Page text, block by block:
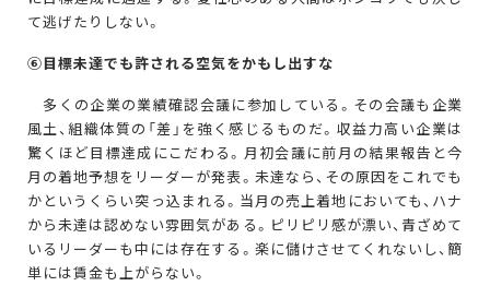
て逃げたりしない。
⑥目標未達でも許される空気をかもし出すな
多くの企業の業績確認会議に参加している。その会議も企業
風土、組織体質の「差」を強く感じるものだ。収益力高い企業は
驚くほど目標達成にこだわる。月初会議に前月の結果報告と今
月の着地予想をリーダーが発表。未達なら、その原因をこれでも
かというくらい突っ込まれる。当月の売上着地においても、ハナ
から未達は認めない雰囲気がある。ピリピリ感が漂い、青ざめて
いるリーダーも中には存在する。楽に儲けさせてくれないし、簡
単には賃金も上がらない。